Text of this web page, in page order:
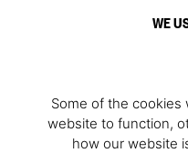
WE
Some of the cookies
website to function,
how our website